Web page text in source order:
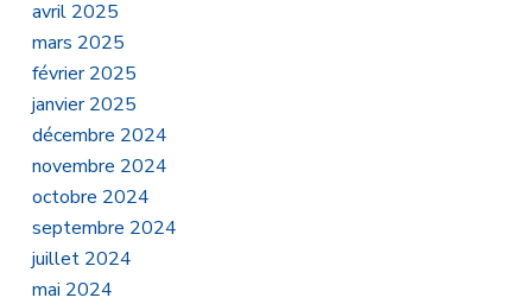
avril 2025
mars 2025
février 2025
janvier 2025
décembre 2024
novembre 2024
octobre 2024
septembre 2024
juillet 2024
mai 2024